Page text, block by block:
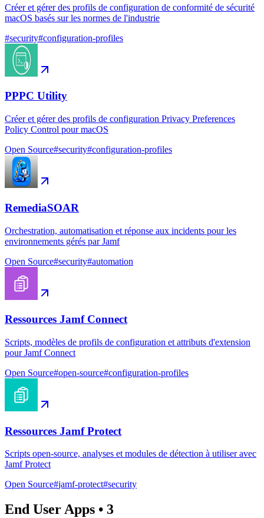
Créer et gérer des profils de configuration de conformité de sécurité
macOS basés sur les normes de l'industrie
#security#configuration-profiles
PPPC Utility
Créer et gérer des profils de configuration Privacy Preferences
Policy Control pour macOS
Open Source#security#configuration-profiles
RemediaSOAR
Orchestration, automatisation et réponse aux incidents pour les
environnements gérés par Jamf
Open Source#security#automation
Ressources Jamf Connect
Scripts, modèles de profils de configuration et attributs d'extension
pour Jamf Connect
Open Source#open-source#configuration-profiles
Ressources Jamf Protect
Scripts open-source, analyses et modules de détection à utiliser avec
Jamf Protect
Open Source#jamf-protect#security
End User Apps • 3